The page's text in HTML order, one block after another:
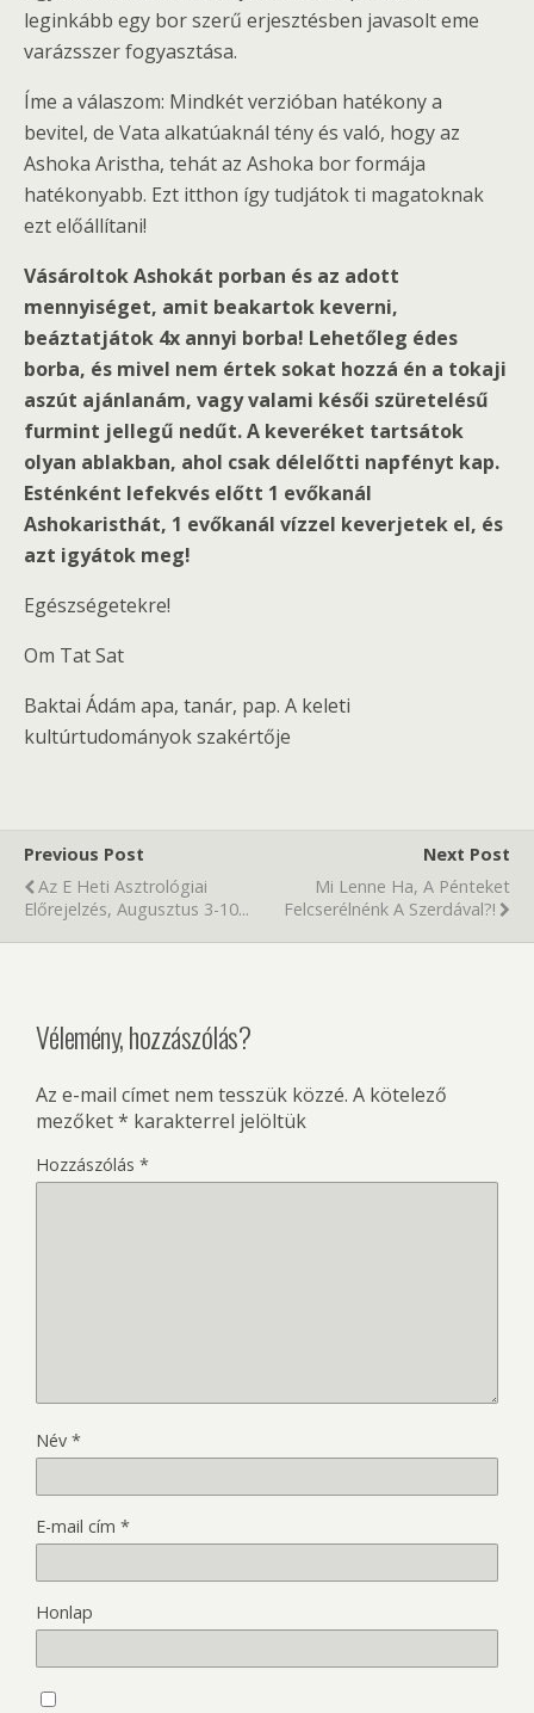
leginkább egy bor szerű erjesztésben javasolt eme
varázsszer fogyasztása.
Íme a válaszom: Mindkét verzióban hatékony a
bevitel, de Vata alkatúaknál tény és való, hogy az
Ashoka Aristha, tehát az Ashoka bor formája
hatékonyabb. Ezt itthon így tudjátok ti magatoknak
ezt előállítani!
Vásároltok Ashokát porban és az adott
mennyiséget, amit beakartok keverni,
beáztatjátok 4x annyi borba! Lehetőleg édes
borba, és mivel nem értek sokat hozzá én a tokaji
aszút ajánlanám, vagy valami késői szüretelésű
furmint jellegű nedűt. A keveréket tartsátok
olyan ablakban, ahol csak délelőtti napfényt kap.
Esténként lefekvés előtt 1 evőkanál
Ashokaristhát, 1 evőkanál vízzel keverjetek el, és
azt igyátok meg!
Egészségetekre!
Om Tat Sat
Baktai Ádám apa, tanár, pap. A keleti
kultúrtudományok szakértője
Previous Post
Az E Heti Asztrológiai
Előrejelzés, Augusztus 3-10...
Next Post
Mi Lenne Ha, A Pénteket
Felcserélnénk A Szerdával?!
Vélemény, hozzászólás?
Az e-mail címet nem tesszük közzé. A kötelező
mezőket* karakterrel jelöltük
Hozzászólás *
Név *
E-mail cím *
Honlap